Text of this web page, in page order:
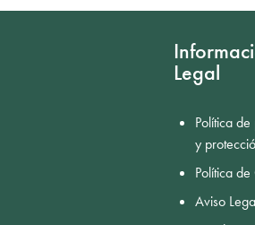
Legal
Política
y
Política
Aviso